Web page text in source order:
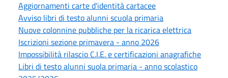
Aggiornamenti carte d'identità cartacee
Avviso libri di testo alunni scuola primaria
Nuove colonnine pubbliche per la ricarica elettrica
Iscrizioni sezione primavera - anno 2026
Impossibilità rilascio C.I.E. e certificazioni anagrafiche
Libri di testo alunni suola primaria - anno scolastico